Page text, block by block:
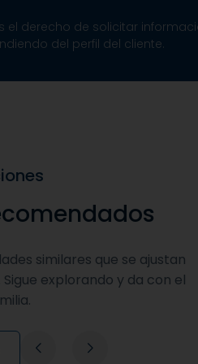
el derecho de solicitar
del perfil del cliente.
similares que se ajustan
explorando y da con el